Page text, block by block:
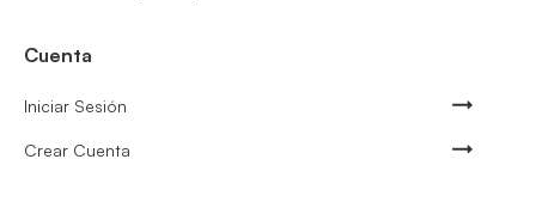
Cuenta
Iniciar Sesión
Crear Cuenta